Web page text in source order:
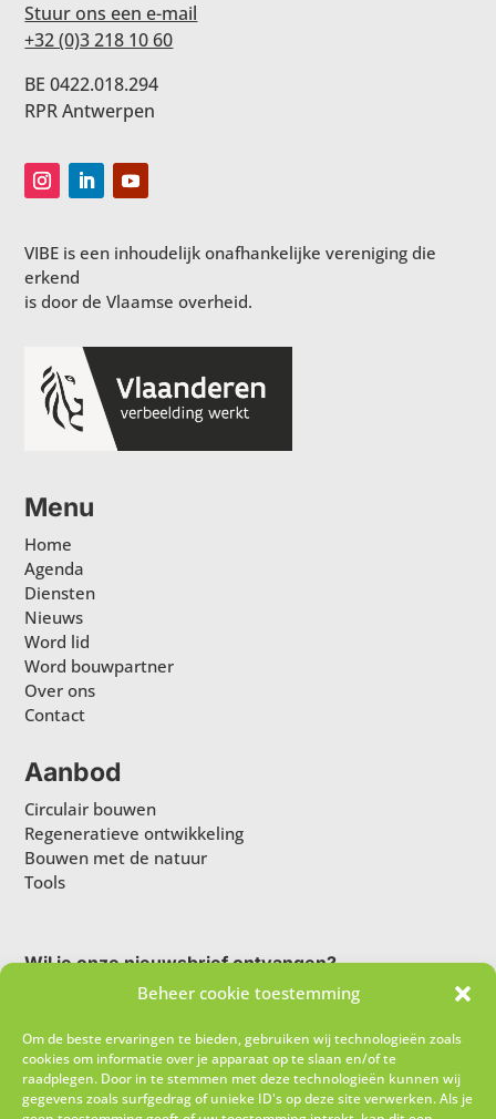
Beheer cookie toestemming
Om de beste ervaringen te bieden, gebruiken wij technologieën zoals
cookies om informatie over je apparaat op te slaan en/of te
raadplegen. Door in te stemmen met deze technologieën kunnen wij
gegevens zoals surfgedrag of unieke ID's op deze site verwerken. Als je
Stuur ons een e-mail
+32 (0)3 218 10 60
BE 0422.018.294
RPR Antwerpen
VIBE is een inhoudelijk onafhankelijke vereniging die
erkend
is door de Vlaamse overheid.
Menu
Home
Agenda
Diensten
Nieuws
Word lid
Word bouwpartner
Over ons
Contact
Aanbod
Circulair bouwen
Regeneratieve ontwikkeling
Bouwen met de natuur
Tools
Wil je onze nieuwsbrief ontvangen?